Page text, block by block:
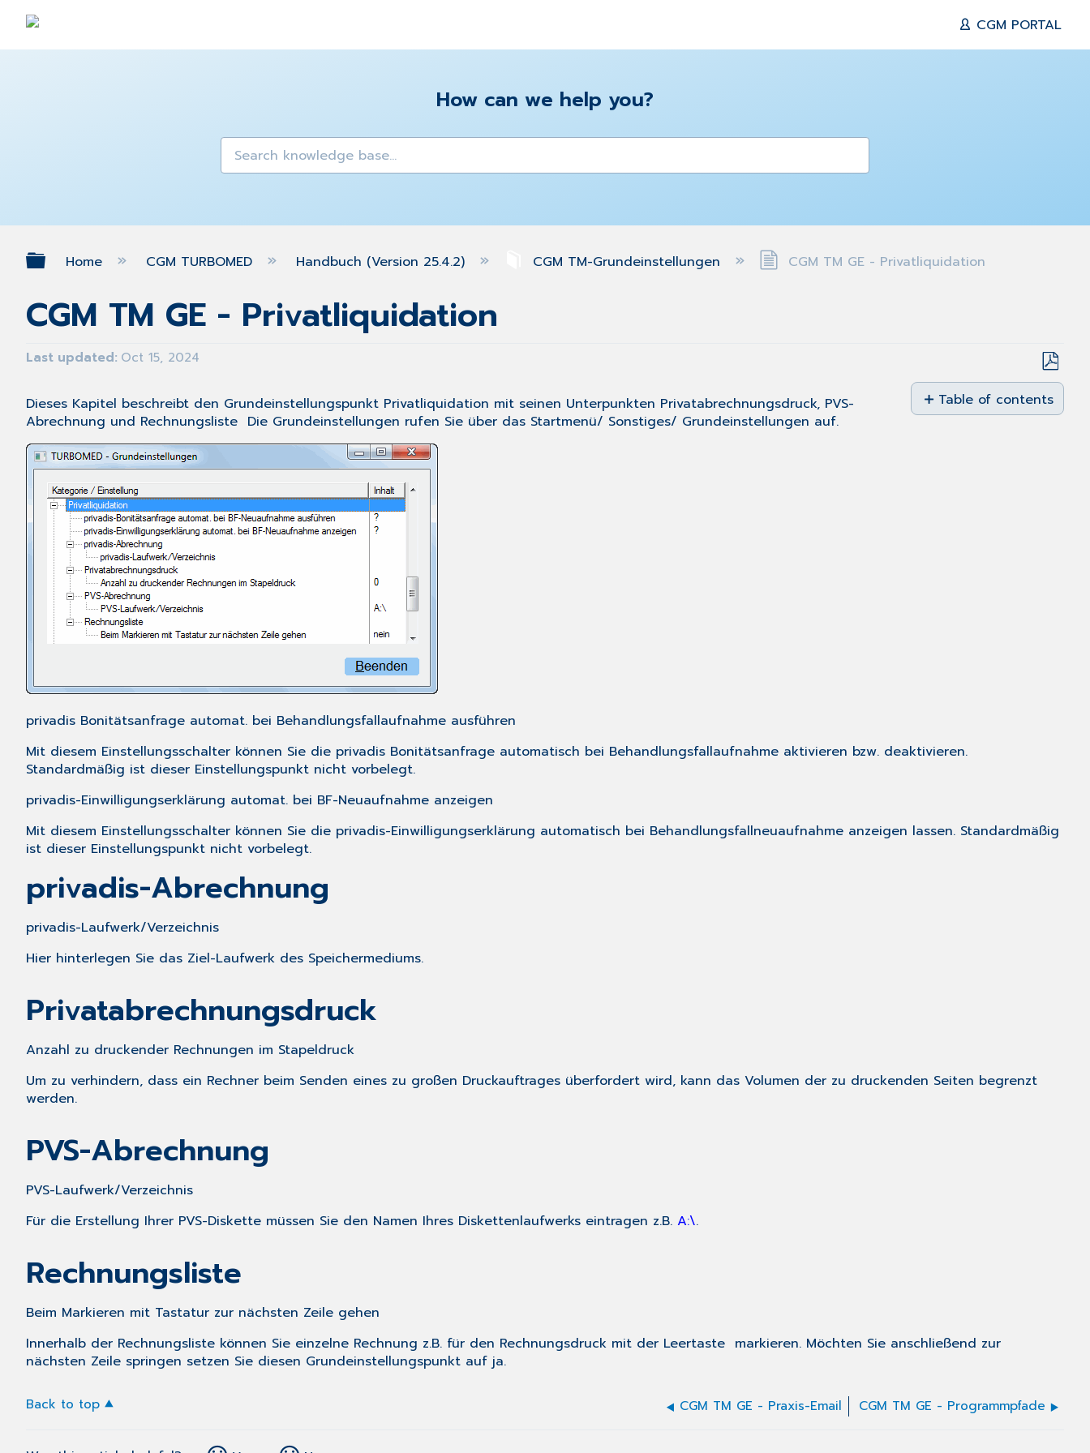
CGM PORTAL
How can we help you?
Expand/collapse global hierarchy
Home CGM TURBOMED Handbuch (Version 25.4.2) CGM TM-Grundeinstellungen CGM TM GE - Privatliquidation
CGM TM GE - Privatliquidation
Last updated Oct 15, 2024
Save
as
PDF
Table of contents
Dieses Kapitel beschreibt den Grundeinstellungspunkt Privatliquidation mit seinen Unterpunkten Privatabrechnungsdruck, PVS-
Abrechnung und Rechnungsliste Die Grundeinstellungen rufen Sie über das Startmenü/ Sonstiges/ Grundeinstellungen auf.
privadis Bonitätsanfrage automat. bei Behandlungsfallaufnahme ausführen
Mit diesem Einstellungsschalter können Sie die privadis Bonitätsanfrage automatisch bei Behandlungsfallaufnahme aktivieren bzw. deaktivieren.
Standardmäßig ist dieser Einstellungspunkt nicht vorbelegt.
privadis-Einwilligungserklärung automat. bei BF-Neuaufnahme anzeigen
Mit diesem Einstellungsschalter können Sie die privadis-Einwilligungserklärung automatisch bei Behandlungsfallneuaufnahme anzeigen lassen. Standardmäßig
ist dieser Einstellungspunkt nicht vorbelegt.
privadis-Abrechnung
privadis-Laufwerk/Verzeichnis
Hier hinterlegen Sie das Ziel-Laufwerk des Speichermediums.
Privatabrechnungsdruck
Anzahl zu druckender Rechnungen im Stapeldruck
Um zu verhindern, dass ein Rechner beim Senden eines zu großen Druckauftrages überfordert wird, kann das Volumen der zu druckenden Seiten begrenzt
werden.
PVS-Abrechnung
PVS-Laufwerk/Verzeichnis
Für die Erstellung Ihrer PVS-Diskette müssen Sie den Namen Ihres Diskettenlaufwerks eintragen z.B. A:\.
Rechnungsliste
Beim Markieren mit Tastatur zur nächsten Zeile gehen
Innerhalb der Rechnungsliste können Sie einzelne Rechnung z.B. für den Rechnungsdruck mit der Leertaste markieren. Möchten Sie anschließend zur
nächsten Zeile springen setzen Sie diesen Grundeinstellungspunkt auf ja.
Back to top CGM TM GE - Praxis-Email CGM TM GE - Programmpfade